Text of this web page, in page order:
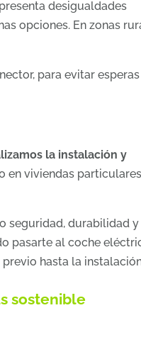
desigualdades
opciones. En zonas
para evitar esperas
la instalación y
en viviendas particulares
seguridad, durabilidad y
pasarte al coche
previo hasta la
sostenible